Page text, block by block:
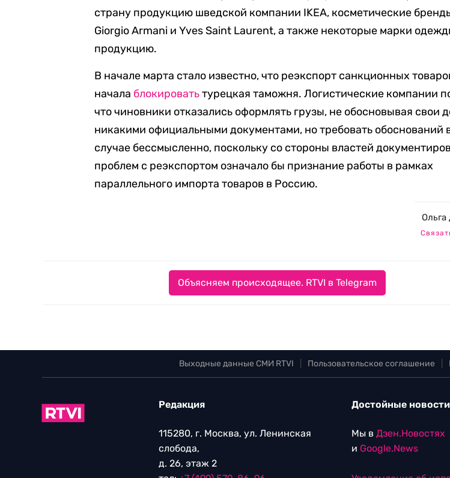
страну продукцию шведской компании IKEA, косметические
Giorgio Armani и Yves Saint Laurent, а также некоторые марки
продукцию.
В начале марта стало известно, что реэкспорт санкционных
начала блокироватьтурецкая таможня. Логистические компании
что чиновники отказались оформлять грузы, не обосновывая свои
никакими официальными документами, но требовать обоснований
случае бессмысленно, поскольку со стороны властей
проблем с реэкспортом означало бы признание работы в рамках
параллельного импорта товаров в Россию.
Ольга
Объясняем происходящее. RTVI в Telegram
Выходные данные СМИ RTVI Пользовательское соглашение
Редакция
115280, г. Москва, ул. Ленинская
слобода,
д. 26, этаж 2
Достойные новости
Мы в Дзен.Новостях
и Google.News